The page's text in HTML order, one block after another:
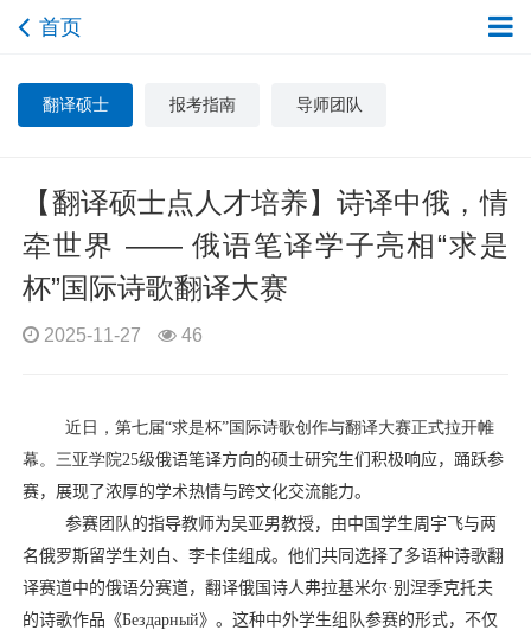
首页
翻译硕士 报考指南 导师团队
【翻译硕士点人才培养】诗译中俄，情
牵世界 —— 俄语笔译学子亮相“求是
杯”国际诗歌翻译大赛
2025-11-27 46
近日，第七届“求是杯”国际诗歌创作与翻译大赛正式拉开帷
幕。三亚学院25级俄语笔译方向的硕士研究生们积极响应，踊跃参
赛，展现了浓厚的学术热情与跨文化交流能力。
参赛团队的指导教师为吴亚男教授， 由中国学生周宇飞与两
名俄罗斯留学生刘白、李卡佳组成。他们共同选择了多语种诗歌翻
译赛道中的俄语分赛道，翻译俄国诗人弗拉基米尔·别涅季克托夫
的诗歌作品 《Бездарный》。这种中外学生组队参赛的形式，不仅